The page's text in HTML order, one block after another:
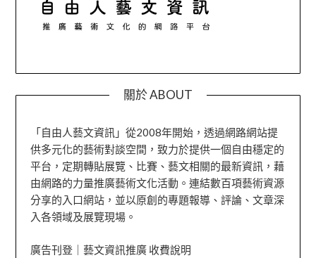
關於 ABOUT
「自由人藝文資訊」從2008年開始，透過網路網站提
供多元化的藝術對談空間，致力於提供一個自由穩定的
平台，定期轉貼展覽、比賽、藝文相關的最新資訊，藉
由網路的力量推廣藝術文化活動。連結數百項藝術資源
分享的入口網站，並以原創的專題報導、評論、文章深
入各領域及展覽現場。
廣告刊登｜藝文資訊推廣 收費說明